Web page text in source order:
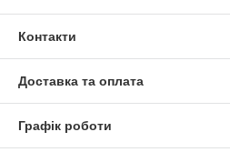
Контакти
Доставка та оплата
Графік роботи